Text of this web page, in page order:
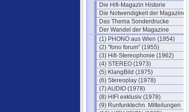
Die Hifi-Magazin Historie
Die Notwendigkeit der Magazine
Das Thema Sonderdrucke
Der Wandel der Magazine
(1) PHONO aus Wien (1954)
(2) "fono forum" (1955)
(3) Hifi-Stereophonie (1962)
(4) STEREO (1973)
(5) KlangBild (1975)
(6) Stereoplay (1978)
(7) AUDIO (1978)
(8) HIFI exklusiv (1978)
(9) Runfunktechn. Mitteilungen